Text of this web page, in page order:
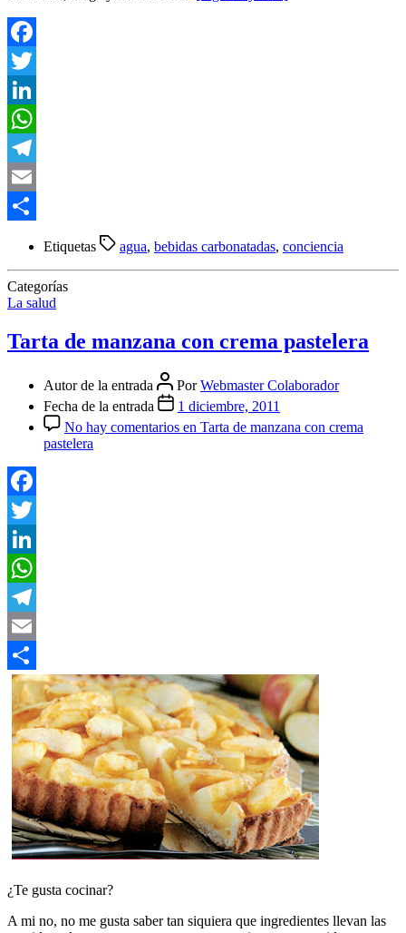
Facebook
Twitter
LinkedIn
WhatsApp
Telegram
Email
Etiquetas agua, bebidas carbonatadas, conciencia
Categorías
La salud
Tarta de manzana con crema pastelera
Autor de la entrada PorWebmaster Colaborador
Fecha de la entrada
1 diciembre, 2011
No hay comentarios en Tarta de manzana con crema
pastelera
Facebook
Twitter
LinkedIn
WhatsApp
Telegram
Email
Compartir
¿Te gusta cocinar?
A mi no, no me gusta saber tan siquiera que ingredientes llevan las